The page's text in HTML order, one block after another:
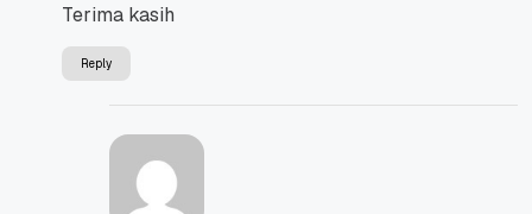
Terima kasih
Reply